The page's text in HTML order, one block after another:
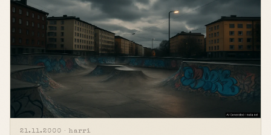
21.11.2000 · harri